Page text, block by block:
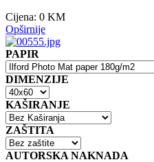
Cijena: 0 KM
Opširnije
PAPIR
DIMENZIJE
KAŠIRANJE
ZAŠTITA
AUTORSKA NAKNADA